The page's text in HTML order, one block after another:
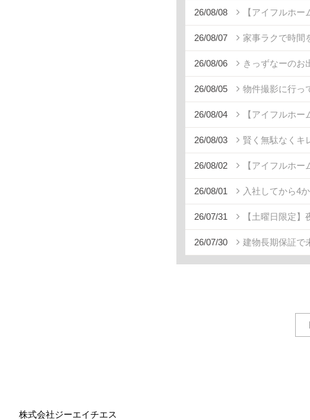
26/08/08 【アイフルホ
26/08/07 家事ラクで時間
26/08/06 きっずなーのお
26/08/05 物件撮影に行
26/08/04 【アイフルホ
26/08/03 賢く無駄なくキ
26/08/02 【アイフルホ
26/08/01 入社してから4
26/07/31 【土曜日限定
26/07/30 建物長期保証で
株式会社ジーエイチエス